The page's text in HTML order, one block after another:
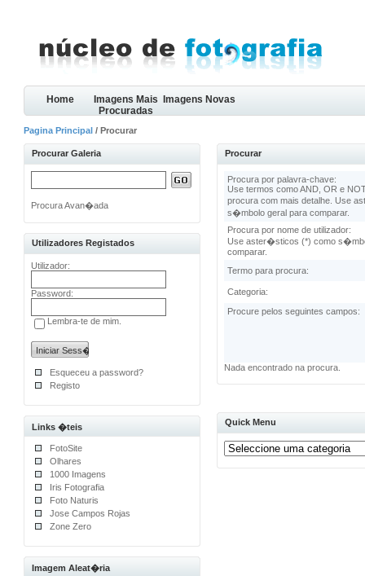
Home
Imagens Mais
Procuradas
Imagens Novas
Pagina Principal / Procurar
Procurar Galeria
Procura Avan�ada
Utilizadores Registados
Utilizador:
Password:
Lembra-te de mim.
Esqueceu a password?
Registo
Links �teis
FotoSite
Olhares
1000 Imagens
Iris Fotografia
Foto Naturis
Jose Campos Rojas
Zone Zero
Imagem Aleat�ria
Procurar
Procura por palavra-chave:
Use termos como AND, OR e
procura com mais detalhe. Use
s�mbolo geral para comparar.
Procura por nome de utilizador:
Use aster�sticos (*) como
comparar.
Termo para procura:
Categoria:
Procure pelos seguintes campos:
Nada encontrado na procura.
Quick Menu